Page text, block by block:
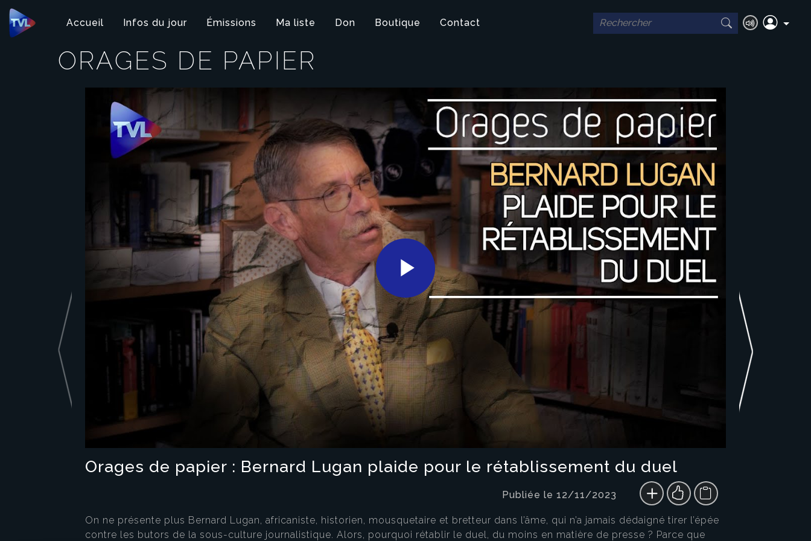
Panneau de gestion des cookies
Accueil
Infos du jour Émissions Ma liste Don Boutique Contact
ORAGES DE PAPIER
Play
Video
Orages de papier : Bernard Lugan plaide pour le rétablissement du duel
Publiée le 12/11/2023
On ne présente plus Bernard Lugan, africaniste, historien, mousquetaire et bretteur dans l’âme, qui n’a jamais dédaigné tirer l’épée
contre les butors de la sous-culture journalistique. Alors, pourquoi rétablir le duel, du moins en matière de presse ? Parce que